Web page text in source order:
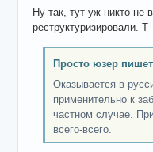
Ну так, тут уж никто
реструктуризировали. Т
Просто юзер
Оказывается в
применительно к
частном случае.
всего-всего.